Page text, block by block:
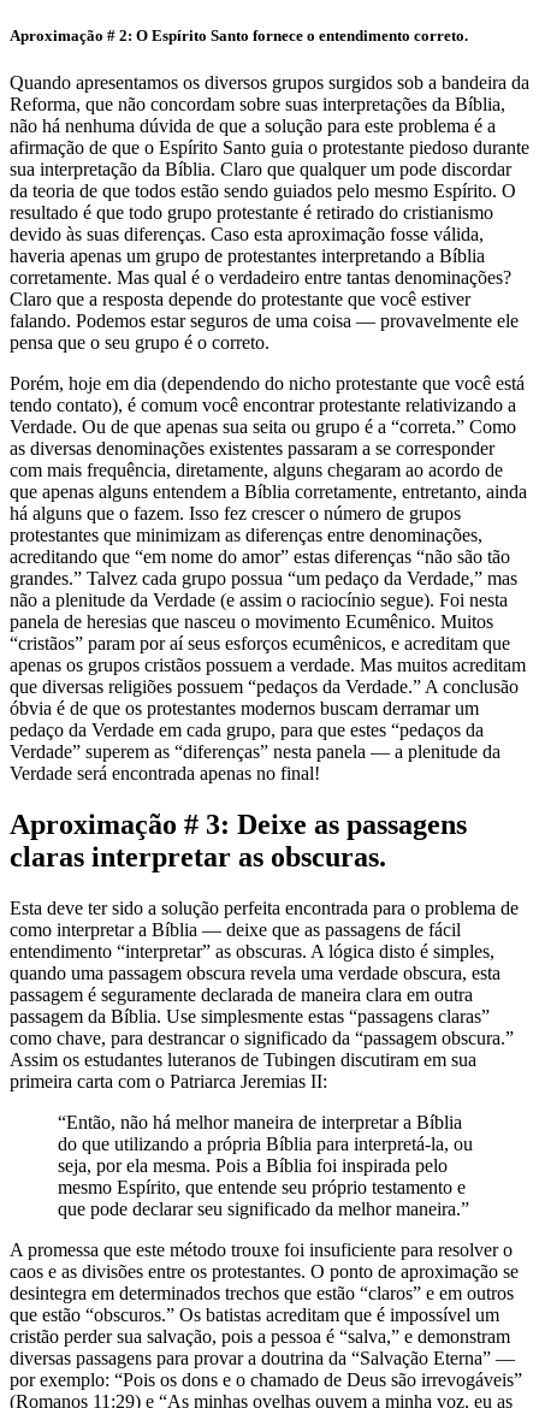
Aproximação # 2: O Espírito Santo fornece o entendimento correto.
Quando apresentamos os diversos grupos surgidos sob a bandeira da
Reforma, que não concordam sobre suas interpretações da Bíblia,
não há nenhuma dúvida de que a solução para este problema é a
afirmação de que o Espírito Santo guia o protestante piedoso durante
sua interpretação da Bíblia. Claro que qualquer um pode discordar
da teoria de que todos estão sendo guiados pelo mesmo Espírito. O
resultado é que todo grupo protestante é retirado do cristianismo
devido às suas diferenças. Caso esta aproximação fosse válida,
haveria apenas um grupo de protestantes interpretando a Bíblia
corretamente. Mas qual é o verdadeiro entre tantas denominações?
Claro que a resposta depende do protestante que você estiver
falando. Podemos estar seguros de uma coisa — provavelmente ele
pensa que o seu grupo é o correto.
Porém, hoje em dia (dependendo do nicho protestante que você está
tendo contato), é comum você encontrar protestante relativizando a
Verdade. Ou de que apenas sua seita ou grupo é a “correta.” Como
as diversas denominações existentes passaram a se corresponder
com mais frequência, diretamente, alguns chegaram ao acordo de
que apenas alguns entendem a Bíblia corretamente, entretanto, ainda
há alguns que o fazem. Isso fez crescer o número de grupos
protestantes que minimizam as diferenças entre denominações,
acreditando que “em nome do amor” estas diferenças “não são tão
grandes.” Talvez cada grupo possua “um pedaço da Verdade,” mas
não a plenitude da Verdade (e assim o raciocínio segue). Foi nesta
panela de heresias que nasceu o movimento Ecumênico. Muitos
“cristãos” param por aí seus esforços ecumênicos, e acreditam que
apenas os grupos cristãos possuem a verdade. Mas muitos acreditam
que diversas religiões possuem “pedaços da Verdade.” A conclusão
óbvia é de que os protestantes modernos buscam derramar um
pedaço da Verdade em cada grupo, para que estes “pedaços da
Verdade” superem as “diferenças” nesta panela — a plenitude da
Verdade será encontrada apenas no final!
Aproximação # 3: Deixe as passagens
claras interpretar as obscuras.
Esta deve ter sido a solução perfeita encontrada para o problema de
como interpretar a Bíblia — deixe que as passagens de fácil
entendimento “interpretar” as obscuras. A lógica disto é simples,
quando uma passagem obscura revela uma verdade obscura, esta
passagem é seguramente declarada de maneira clara em outra
passagem da Bíblia. Use simplesmente estas “passagens claras”
como chave, para destrancar o significado da “passagem obscura.”
Assim os estudantes luteranos de Tubingen discutiram em sua
primeira carta com o Patriarca Jeremias II:
“Então, não há melhor maneira de interpretar a Bíblia
do que utilizando a própria Bíblia para interpretá-la, ou
seja, por ela mesma. Pois a Bíblia foi inspirada pelo
mesmo Espírito, que entende seu próprio testamento e
que pode declarar seu significado da melhor maneira.”
A promessa que este método trouxe foi insuficiente para resolver o
caos e as divisões entre os protestantes. O ponto de aproximação se
desintegra em determinados trechos que estão “claros” e em outros
que estão “obscuros.” Os batistas acreditam que é impossível um
cristão perder sua salvação, pois a pessoa é “salva,” e demonstram
diversas passagens para provar a doutrina da “Salvação Eterna” —
por exemplo: “Pois os dons e o chamado de Deus são irrevogáveis”
(Romanos 11:29) e “As minhas ovelhas ouvem a minha voz, eu as